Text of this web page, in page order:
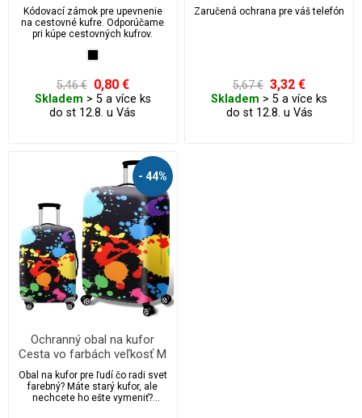
Kódovací zámok pre upevnenie
na cestovné kufre. Odporúčame
pri kúpe cestovných kufrov.
5,46 € 0,80 €
Skladem > 5 a více ks
do st 12.8. u Vás
Zaručená ochrana pre váš telefón
5,67 € 3,32 €
Skladem > 5 a více ks
do st 12.8. u Vás
- 44%
Ochranný obal na kufor
Cesta vo farbách veľkosť M
Obal na kufor pre ľudí čo radi svet
farebný? Máte starý kufor, ale
nechcete ho ešte vymeniť?